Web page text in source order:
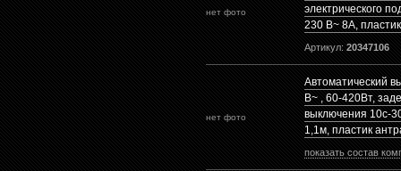
нет фото
электрического
230 В~ 8А,
Артикул: 20347106
нет фото
Автоматический
В~ , 60-420Вт,
выключения 10с-
1,1м, пластик
показать состав